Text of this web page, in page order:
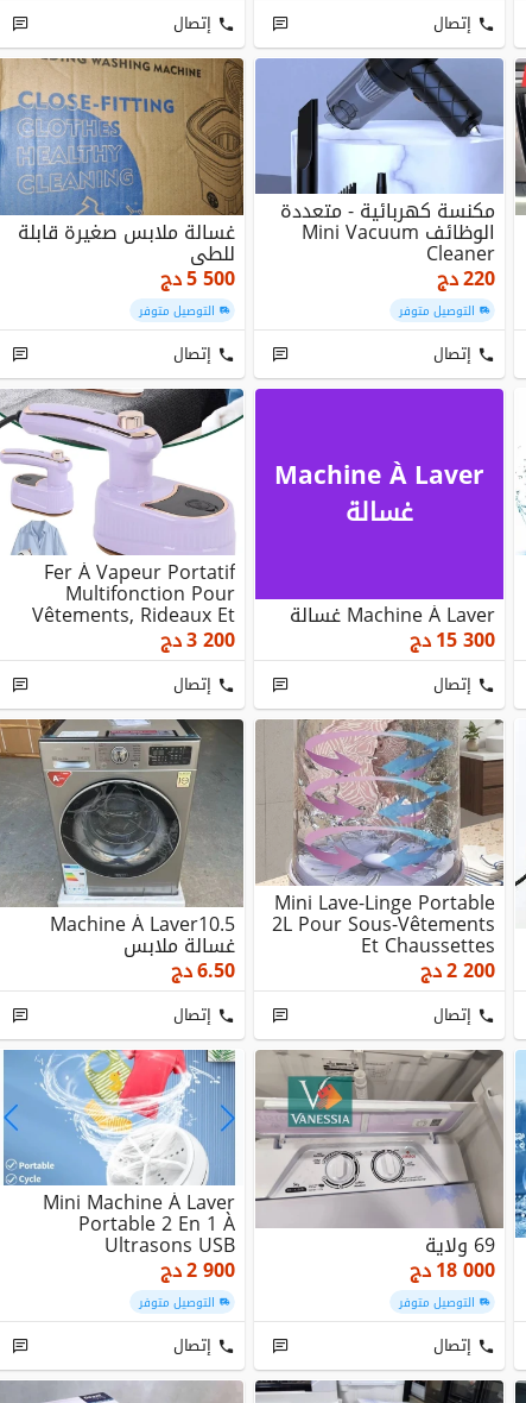
إتصال إتصال
مكنسة كهربائية - متعددة
الوظائف Mini Vacuum
Cleaner
220دج
التوصيل متوفر
إتصال
غسالة ملابس صغيرة قابلة
للطي
5 500دج
التوصيل متوفر
إتصال
Machine À Laver
غسالة
Machine À Laver غسالة
15 300دج
إتصال
Fer À Vapeur Portatif
Multifonction Pour
Vêtements, Rideaux Et
Tissus
3 200دج
إتصال
Mini Lave-Linge Portable
2L Pour Sous-Vêtements
Et Chaussettes
2 200دج
إتصال
Machine À Laver10.5
غسالة ملابس
6.50دج
إتصال
69 ولاية
18 000دج
التوصيل متوفر
إتصال
Mini Machine À Laver
Portable 2 En 1 À
Ultrasons USB
2 900دج
التوصيل متوفر
إتصال